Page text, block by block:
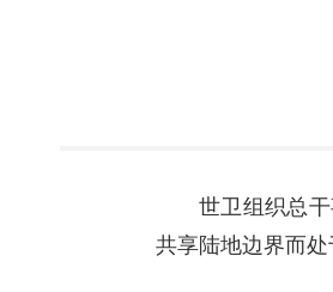
世卫组织总
共享陆地边界而处